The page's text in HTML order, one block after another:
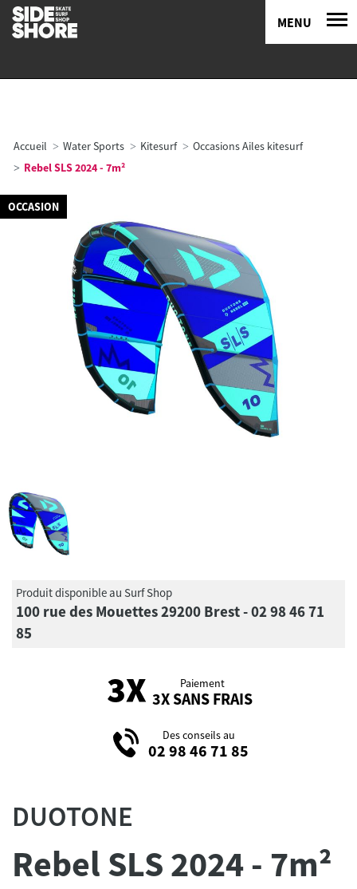
MENU
Accueil Water Sports Kitesurf
Occasions Ailes kitesurf
Rebel SLS 2024 - 7m²
OCCASION
Produit disponible au Surf Shop
100 rue des Mouettes 29200 Brest - 02 98 46 71
85
Paiement
3X SANS FRAIS
Des conseils au
02 98 46 71 85
DUOTONE
Rebel SLS 2024 - 7m²